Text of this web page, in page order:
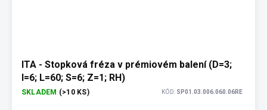
ITA - Stopková fréza v prémiovém balení (D=3;
I=6; L=60; S=6; Z=1; RH)
SKLADEM (>10 KS) KÓD: SP01.03.006.060.06RE